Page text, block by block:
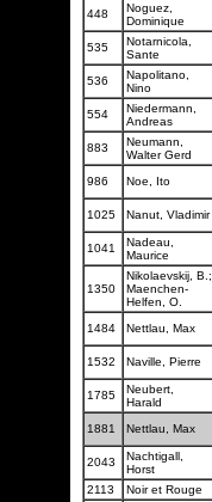
448
Noguez,
Dominique
535
Notarnicola,
Sante
536
Napolitano,
Nino
554
Niedermann,
Andreas
883
Neumann,
Walter Gerd
986 Noe, Ito
1025 Nanut, Vladimir
1041
Nadeau,
Maurice
1350
Nikolaevskij, B.;
Maenchen-
Helfen, O.
1484 Nettlau, Max
1532
Naville, Pierre
1785
Neubert,
Harald
1881 Nettlau, Max
2043
Nachtigall,
Horst
2113 Noir et Rouge